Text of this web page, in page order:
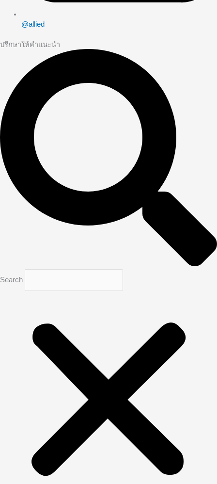
@allied
ปรึกษาให้คำแนะนำ
Search